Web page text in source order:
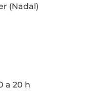
(Nadal)
a 20 h